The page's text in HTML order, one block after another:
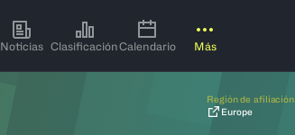
Noticias ClasificaciónCalendario Más
Región de afiliación
Europe